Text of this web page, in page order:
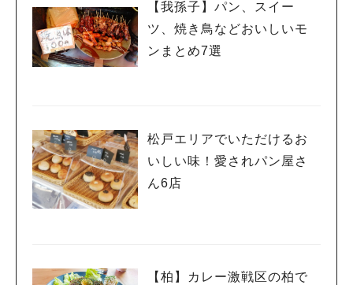
【我孫子】パン、スイー
ツ、焼き鳥などおいしいモ
ンまとめ7選
松戸エリアでいただけるお
いしい味！愛されパン屋さ
ん6店
【柏】カレー激戦区の柏で